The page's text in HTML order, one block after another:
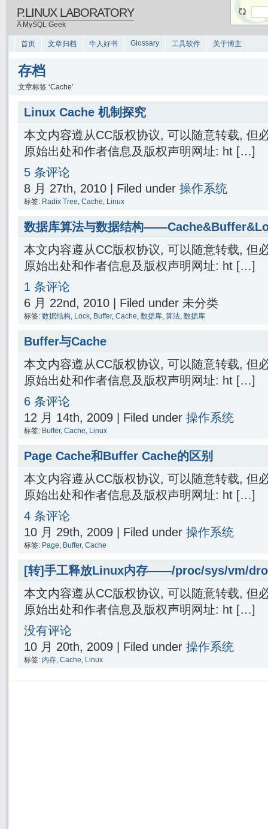
P.LINUX LABORATORY
A MySQL Geek
首页 文章归档 牛人好书 Glossary 工具软件 关于博主
存档
文章标签 ‘Cache’
Linux Cache 机制探究
本文内容遵从CC版权协议, 可以随意转载, 但
原始出处和作者信息及版权声明网址: ht […]
5 条评论
8 月 27th, 2010 | Filed under 操作系统
标签: Radix Tree, Cache, Linux
数据库算法与数据结构
本文内容遵从CC版权协议, 可以随意转载, 但
原始出处和作者信息及版权声明网址: ht […]
1 条评论
6 月 22nd, 2010 | Filed under 未分类
标签: 数据结构, Lock, Buffer, Cache, 数据库, 算法, 数据库
Buffer与Cache
本文内容遵从CC版权协议, 可以随意转载, 但
原始出处和作者信息及版权声明网址: ht […]
6 条评论
12 月 14th, 2009 | Filed under 操作系统
标签: Buffer, Cache, Linux
Page Cache和Buffer Cache的区别
本文内容遵从CC版权协议, 可以随意转载, 但
原始出处和作者信息及版权声明网址: ht […]
4 条评论
10 月 29th, 2009 | Filed under 操作系统
标签: Page, Buffer, Cache
[转]手工释放Linux内存——/proc/sys/vm/
本文内容遵从CC版权协议, 可以随意转载, 但
原始出处和作者信息及版权声明网址: ht […]
没有评论
10 月 20th, 2009 | Filed under 操作系统
标签: 内存, Cache, Linux